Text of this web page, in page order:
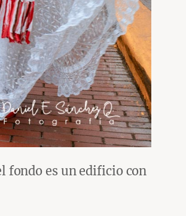
fondo es un edificio con